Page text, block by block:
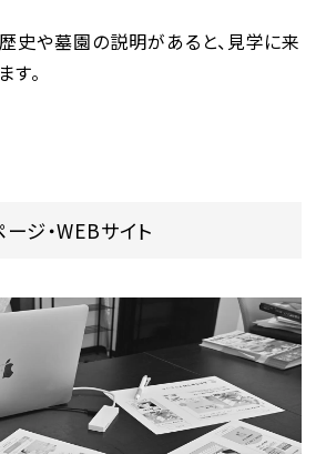
史や墓園の説明があると、見学に来
。
ジ・WEBサイト